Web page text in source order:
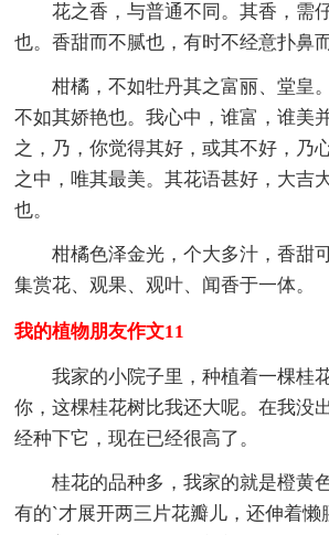
花之香，与普通不同。其香，需
也。香甜而不腻也，有时不经意扑鼻而
柑橘，不如牡丹其之富丽、堂皇
不如其娇艳也。我心中，谁富，谁美
之，乃，你觉得其好，或其不好，乃
之中，唯其最美。其花语甚好，大吉
也。
柑橘色泽金光，个大多汁，香甜
集赏花、观果、观叶、闻香于一体。
我的植物朋友作文11
我家的小院子里，种植着一棵桂
你，这棵桂花树比我还大呢。在我没
经种下它，现在已经很高了。
桂花的品种多，我家的就是橙黄
有的`才展开两三片花瓣儿，还伸着懒